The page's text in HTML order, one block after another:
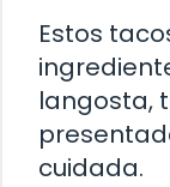
Estos
langosta,
cuidada.